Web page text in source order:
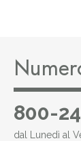
800-
dal Lunedì al